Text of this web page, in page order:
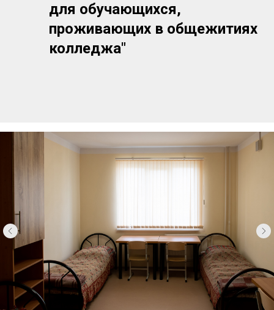
для обучающихся,
проживающих в общежитиях
колледжа"